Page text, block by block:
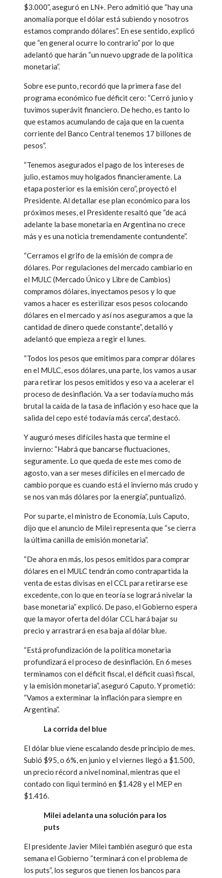
$3.000”, aseguró en LN+. Pero admitió que “hay una
anomalía porque el dólar está subiendo y nosotros
estamos comprando dólares”. En ese sentido, explicó
que “en general ocurre lo contrario” por lo que
adelantó que harán “un nuevo upgrade de la política
monetaria”.
Sobre ese punto, recordó que la primera fase del
programa económico fue déficit cero: “Cerró junio y
tuvimos superávit financiero. De hecho, es tanto lo
que estamos acumulando de caja que en la cuenta
corriente del Banco Central tenemos 17 billones de
pesos”.
“Tenemos asegurados el pago de los intereses de
julio, estamos muy holgados financieramente. La
etapa posterior es la emisión cero”, proyectó el
Presidente. Al detallar ese plan económico para los
próximos meses, el Presidente resaltó que “de acá
adelante la base monetaria en Argentina no crece
más y es una noticia tremendamente contundente”.
“Cerramos el grifo de la emisión de compra de
dólares. Por regulaciones del mercado cambiario en
el MULC (Mercado Único y Libre de Cambios)
compramos dólares, inyectamos pesos y lo que
vamos a hacer es esterilizar esos pesos colocando
dólares en el mercado y así nos aseguramos a que la
cantidad de dinero quede constante”, detalló y
adelantó que empieza a regir el lunes.
“Todos los pesos que emitimos para comprar dólares
en el MULC, esos dólares, una parte, los vamos a usar
para retirar los pesos emitidos y eso va a acelerar el
proceso de desinflación. Va a ser todavía mucho más
brutal la caída de la tasa de inflación y eso hace que la
salida del cepo esté todavía más cerca”, destacó.
Y auguró meses difíciles hasta que termine el
invierno: “Habrá que bancarse fluctuaciones,
seguramente. Lo que queda de este mes como de
agosto, van a ser meses difíciles en el mercado de
cambio porque es cuando está el invierno más crudo y
se nos van más dólares por la energía”, puntualizó.
Por su parte, el ministro de Economía, Luis Caputo,
dijo que el anuncio de Milei representa que “se cierra
la última canilla de emisión monetaria”.
“De ahora en más, los pesos emitidos para comprar
dólares en el MULC tendrán como contrapartida la
venta de estas divisas en el CCL para retirarse ese
excedente, con lo que en teoría se logrará nivelar la
base monetaria” explicó. De paso, el Gobierno espera
que la mayor oferta del dólar CCL hará bajar su
precio y arrastrará en esa baja al dólar blue.
“Está profundización de la política monetaria
profundizará el proceso de desinflación. En 6 meses
terminamos con el déficit fiscal, el déficit cuasi fiscal,
y la emisión monetaria”, aseguró Caputo. Y prometió:
“Vamos a exterminar la inflación para siempre en
Argentina”.
La corrida del blue
El dólar blue viene escalando desde principio de mes.
Subió $95, o 6%, en junio y el viernes llegó a $1.500,
un precio récord a nivel nominal, mientras que el
contado con liqui terminó en $1.428 y el MEP en
$1.416.
Milei adelanta una solución para los
puts
El presidente Javier Milei también aseguró que esta
semana el Gobierno “terminará con el problema de
los puts”, los seguros que tienen los bancos para